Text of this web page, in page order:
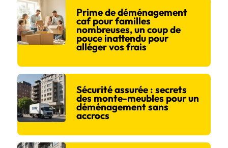
Prime de déménagement
caf pour familles
nombreuses, un coup de
pouce inattendu pour
alléger vos frais
Sécurité assurée : secrets
des monte-meubles pour un
déménagement sans
accrocs